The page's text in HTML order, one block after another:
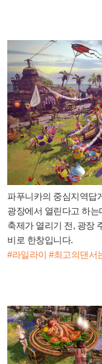
파푸니카의 중심지역답
광장에서 열린다고 하는
축제가 열리기 전, 광장
비로 한창입니다.
#라일라이 #최고의댄서